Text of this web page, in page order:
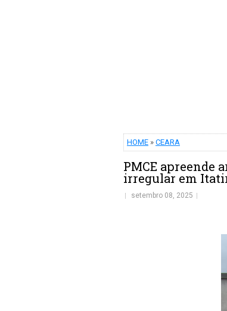
HOME » CEARA
PMCE apreende
irregular em
setembro 08, 2025